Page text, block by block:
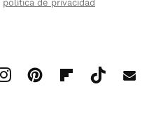
política de privacidad